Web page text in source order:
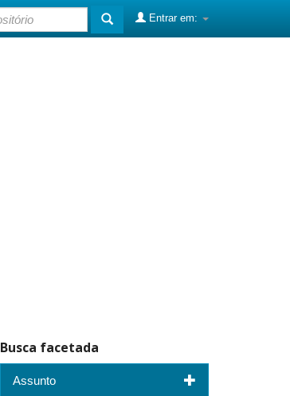
Entrar em:
Busca facetada
Assunto